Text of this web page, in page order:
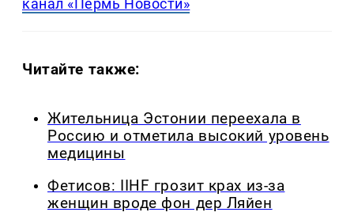
канал «Пермь Новости»
Читайте также:
Жительница Эстонии переехала в
Россию и отметила высокий уровень
медицины
Фетисов: IIHF грозит крах из-за
женщин вроде фон дер Ляйен